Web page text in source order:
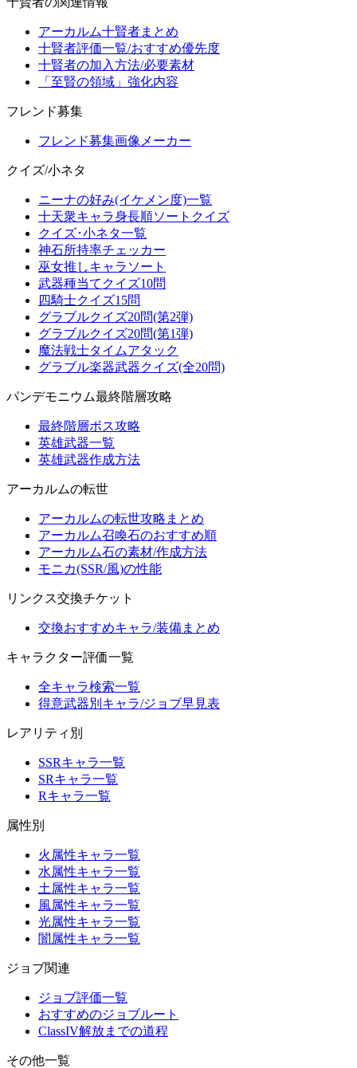
アーカルム十賢者まとめ
十賢者評価一覧/おすすめ優先度
十賢者の加入方法/必要素材
「至賢の領域」強化内容
フレンド募集
フレンド募集画像メーカー
クイズ/小ネタ
ニーナの好み(イケメン度)一覧
十天衆キャラ身長順ソートクイズ
クイズ･小ネタ一覧
神石所持率チェッカー
巫女推しキャラソート
武器種当てクイズ10問
四騎士クイズ15問
グラブルクイズ20問(第2弾)
グラブルクイズ20問(第1弾)
魔法戦士タイムアタック
グラブル楽器武器クイズ(全20問)
パンデモニウム最終階層攻略
最終階層ボス攻略
英雄武器一覧
英雄武器作成方法
アーカルムの転世
アーカルムの転世攻略まとめ
アーカルム召喚石のおすすめ順
アーカルム石の素材/作成方法
モニカ(SSR/風)の性能
リンクス交換チケット
交換おすすめキャラ/装備まとめ
キャラクター評価一覧
全キャラ検索一覧
得意武器別キャラ/ジョブ早見表
レアリティ別
SSRキャラ一覧
SRキャラ一覧
Rキャラ一覧
属性別
火属性キャラ一覧
水属性キャラ一覧
土属性キャラ一覧
風属性キャラ一覧
光属性キャラ一覧
闇属性キャラ一覧
ジョブ関連
ジョブ評価一覧
おすすめのジョブルート
ClassIV解放までの道程
その他一覧